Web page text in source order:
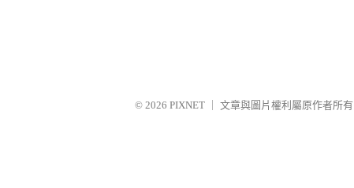
© 2026 PIXNET 文章與圖片權利屬原作者所有